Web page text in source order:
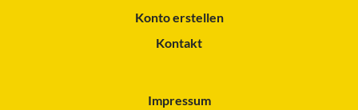
Konto erstellen
Kontakt
Impressum